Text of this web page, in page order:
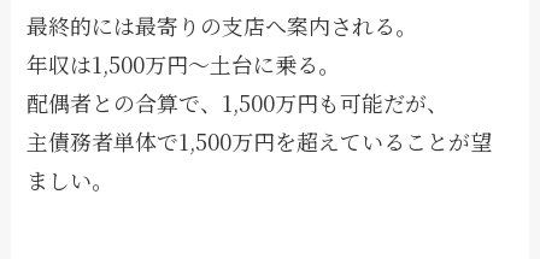
最終的には最寄りの支店へ案内される。
年収は1,500万円〜土台に乗る。
配偶者との合算で、1,500万円も可能だが、
主債務者単体で1,500万円を超えていることが望
ましい。